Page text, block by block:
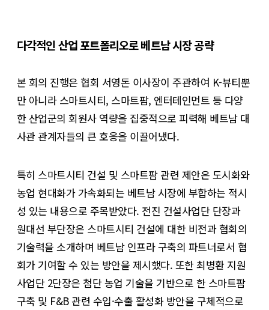
다각적인 산업 포트폴리오로 베트남 시장 공략
본 회의 진행은 협회 서영돈 이사장이 주관하여 K-뷰티뿐
만 아니라 스마트시티, 스마트팜, 엔터테인먼트 등 다양
한 산업군의 회원사 역량을 집중적으로 피력해 베트남 대
사관 관계자들의 큰 호응을 이끌어냈다.
특히 스마트시티 건설 및 스마트팜 관련 제안은 도시화와
농업 현대화가 가속화되는 베트남 시장에 부합하는 적시
성 있는 내용으로 주목받았다. 전진 건설사업단 단장과
원대선 부단장은 스마트시티 건설에 대한 비전과 협회의
기술력을 소개하며 베트남 인프라 구축의 파트너로서 협
회가 기여할 수 있는 방안을 제시했다. 또한 최병환 지원
사업단 2단장은 첨단 농업 기술을 기반으로 한 스마트팜
구축 및 F&B 관련 수입·수출 활성화 방안을 구체적으로